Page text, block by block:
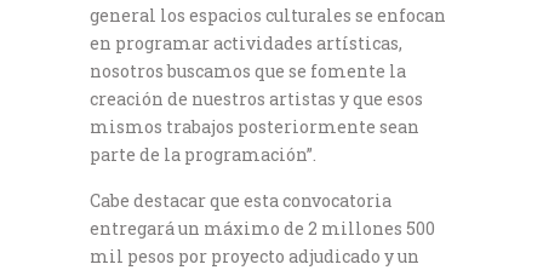
general los espacios culturales se enfocan
en programar actividades artísticas,
nosotros buscamos que se fomente la
creación de nuestros artistas y que esos
mismos trabajos posteriormente sean
parte de la programación”.
Cabe destacar que esta convocatoria
entregará un máximo de 2 millones 500
mil pesos por proyecto adjudicado y un